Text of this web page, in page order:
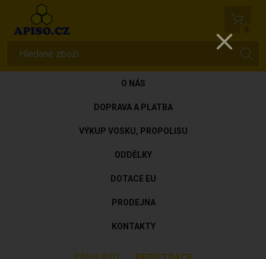
0
O NÁS
DOPRAVA A PLATBA
VÝKUP VOSKU, PROPOLISU
ODDĚLKY
DOTACE EU
PRODEJNA
KONTAKTY